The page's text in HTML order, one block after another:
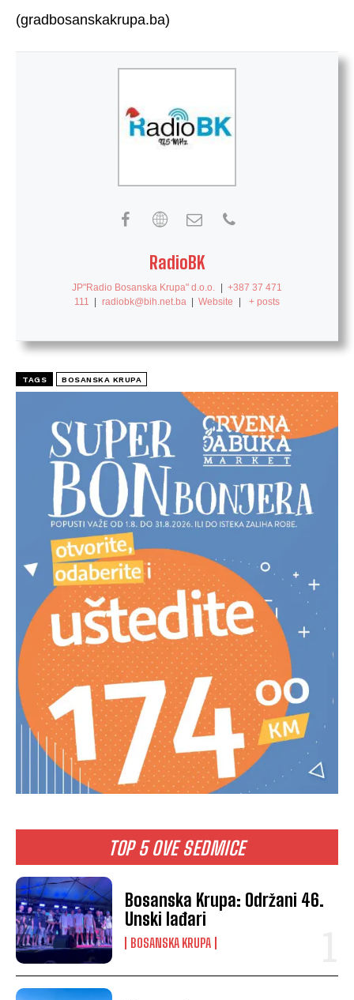
TOP 5 OVE SEDMICE
Bosanska Krupa: Održani 46.
Unski lađari
BOSANSKA KRUPA
(gradbosanskakrupa.ba)
RadioBK
JP"Radio Bosanska Krupa" d.o.o. | +387 37 471
111
| radiobk@bih.net.ba | Website | + posts
TAGS BOSANSKA KRUPA